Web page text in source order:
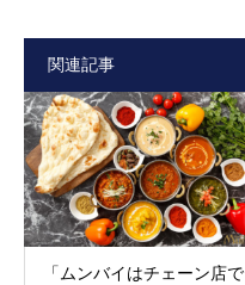
関連記事
「ムンバイはチェーン店で